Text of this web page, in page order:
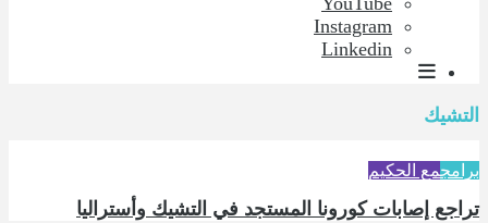
Instagram
Linkedin
التشيك
برامجمع الحكيم
تراجع إصابات كورونا المستجد في التشيك وأستراليا